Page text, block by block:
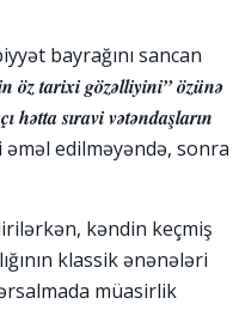
bayrağını sancan
öz tarixi gözəlliyini” özünə
hətta sıravi vətəndaşların
əməl edilməyəndə, sonra
kəndin keçmiş
klassik ənənələri
müasirlik